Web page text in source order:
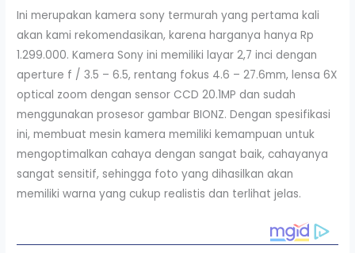
Ini merupakan kamera sony termurah yang pertama kali
akan kami rekomendasikan, karena harganya hanya Rp
1.299.000. Kamera Sony ini memiliki layar 2,7 inci dengan
aperture f / 3.5 – 6.5, rentang fokus 4.6 – 27.6mm, lensa 6X
optical zoom dengan sensor CCD 20.1MP dan sudah
menggunakan prosesor gambar BIONZ. Dengan spesifikasi
ini, membuat mesin kamera memiliki kemampuan untuk
mengoptimalkan cahaya dengan sangat baik, cahayanya
sangat sensitif, sehingga foto yang dihasilkan akan
memiliki warna yang cukup realistis dan terlihat jelas.